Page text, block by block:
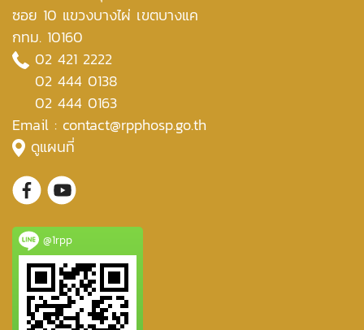
ซอย 10 แขวงบางไผ่ เขตบางแค
กทม. 10160
02 421 2222
02 444 0138
02 444 0163
Email : contact@rpphosp.go.th
ดูแผนที่
@1rpp